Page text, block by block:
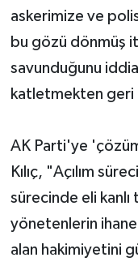
askerimize ve
bu gözü dönmüş
savunduğunu
katletmekten geri
AK Parti'ye
Kılıç, "Açılım
sürecinde eli
yönetenlerin
alan hakimiyetini